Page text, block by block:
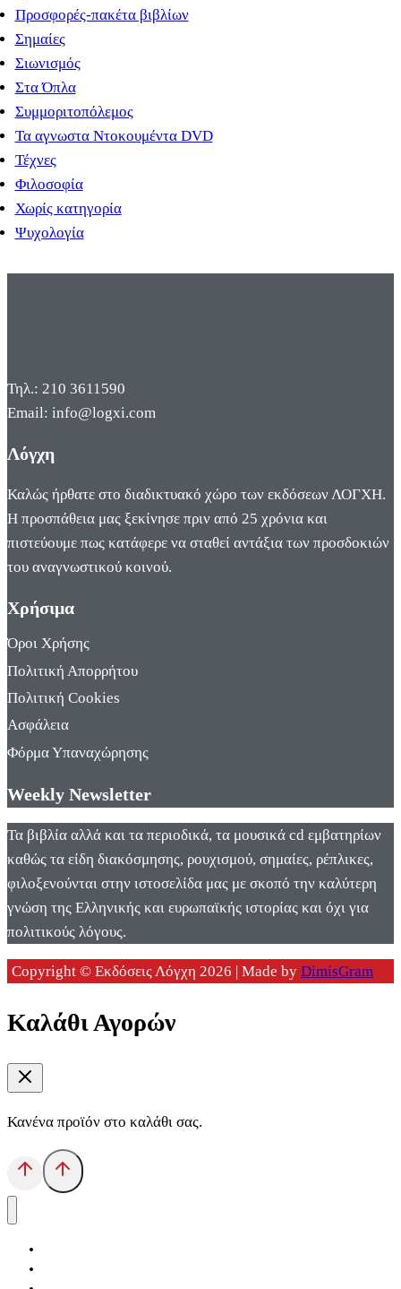
Προσφορές-πακέτα βιβλίων
Σημαίες
Σιωνισμός
Στα Όπλα
Συμμοριτοπόλεμος
Τα αγνωστα Ντοκουμέντα DVD
Τέχνες
Φιλοσοφία
Χωρίς κατηγορία
Ψυχολογία
Τηλ.: 210 3611590
Email: info@logxi.com
Λόγχη
Καλώς ήρθατε στο διαδικτυακό χώρο των εκδόσεων ΛΟΓΧΗ.
Η προσπάθεια μας ξεκίνησε πριν από 25 χρόνια και
πιστεύουμε πως κατάφερε να σταθεί αντάξια των προσδοκιών
του αναγνωστικού κοινού.
Χρήσιμα
Όροι Χρήσης
Πολιτική Απορρήτου
Πολιτική Cookies
Ασφάλεια
Φόρμα Υπαναχώρησης
Weekly Newsletter
Τα βιβλία αλλά και τα περιοδικά, τα μουσικά cd εμβατηρίων
καθώς τα είδη διακόσμησης, ρουχισμού, σημαίες, ρέπλικες,
φιλοξενούνται στην ιστοσελίδα μας με σκοπό την καλύτερη
γνώση της Ελληνικής και ευρωπαϊκής ιστορίας και όχι για
πολιτικούς λόγους.
Copyright © Εκδόσεις Λόγχη 2026 | Made by DimisGram
Καλάθι Αγορών
Κανένα προϊόν στο καλάθι σας.